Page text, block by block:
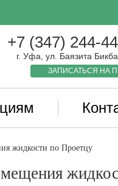
+7 (347) 244-
г. Уфа, ул. Баязита
ЗАПИСАТЬСЯ НА
жидкости по Проетцу